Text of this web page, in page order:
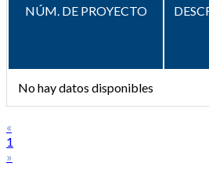
NÚM. DE PROYECTO
No hay datos disponibles
«
1
»